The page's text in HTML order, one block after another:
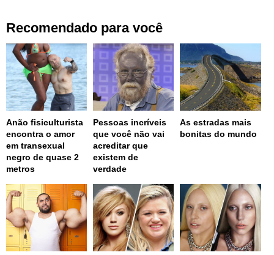
Recomendado para você
Anão fisiculturista
encontra o amor
em transexual
negro de quase 2
metros
Pessoas incríveis
que você não vai
acreditar que
existem de
verdade
As estradas mais
bonitas do mundo